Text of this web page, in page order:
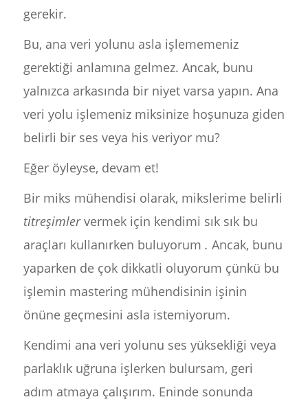
gerekir.
Bu, ana veri yolunu asla işlememeniz
gerektiği anlamına gelmez. Ancak, bunu
yalnızca arkasında bir niyet varsa yapın. Ana
veri yolu işlemeniz miksinize hoşunuza giden
belirli bir ses veya his veriyor mu?
Eğer öyleyse, devam et!
Bir miks mühendisi olarak, mikslerime belirli
titreşimlervermek için kendimi sık sık bu
araçları kullanırken buluyorum . Ancak, bunu
yaparken de çok dikkatli oluyorum çünkü bu
işlemin mastering mühendisinin işinin
önüne geçmesini asla istemiyorum.
Kendimi ana veri yolunu ses yüksekliği veya
parlaklık uğruna işlerken bulursam, geri
adım atmaya çalışırım. Eninde sonunda